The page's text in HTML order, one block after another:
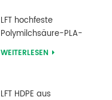
LFT hochfeste
Polymilchsäure-PLA-
Langglasfaser-
WEITERLESEN
LFT HDPE aus